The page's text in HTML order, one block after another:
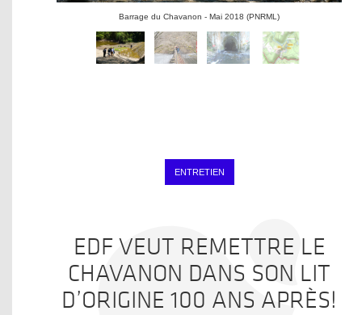
Barrage du Chavanon - Mai 2018 (PNRML)
ENTRETIEN
EDF VEUT REMETTRE LE
CHAVANON DANS SON LIT
D’ORIGINE 100 ANS APRÈS!